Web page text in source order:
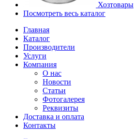
Хозтовары
Посмотреть весь каталог
Главная
Каталог
Производители
Услуги
Компания
О нас
Новости
Статьи
Фотогалерея
Реквизиты
Доставка и оплата
Контакты